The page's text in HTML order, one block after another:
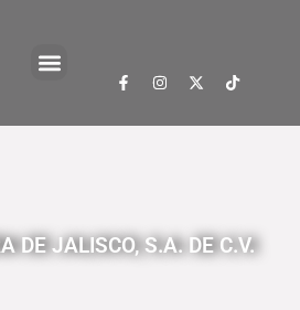
DE JALISCO, S.A. DE C.V.